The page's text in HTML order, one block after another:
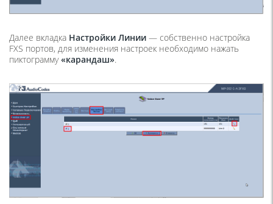
Далее вкладка Настройки Линии — собственно настройка
FXS портов, для изменения настроек необходимо нажать
пиктограмму«карандаш».